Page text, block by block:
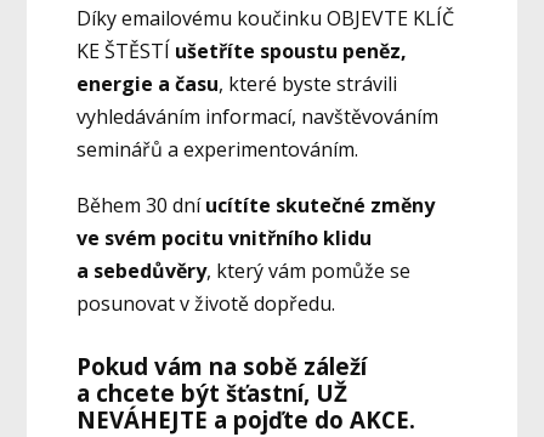
Díky emailovému koučinku OBJEVTE KLÍČ
KE ŠTĚSTÍ ušetříte spoustu peněz,
energie a času, které byste strávili
vyhledáváním informací, navštěvováním
seminářů a experimentováním.
Během 30 dníucítíte skutečné změny
ve svém pocitu vnitřního klidu
a sebedůvěry, který vám pomůže se
posunovat v životě dopředu.
Pokud vám na sobě záleží
a chcete být šťastní, UŽ
NEVÁHEJTE a pojďte do AKCE.